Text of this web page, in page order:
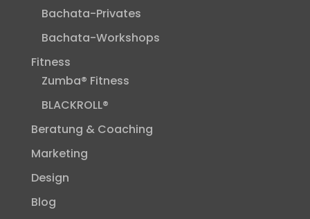
Bachata-Privates
Bachata-Workshops
Fitness
Zumba® Fitness
BLACKROLL®
Beratung & Coaching
Marketing
Design
Blog